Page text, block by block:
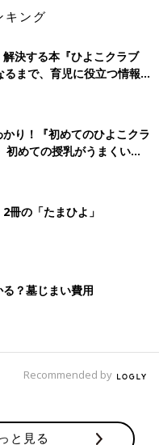
キング
決する本『ひよこクラブ
まで、育児に役立つ情報が
り！『初めてのひよこクラ
初めての授乳がうまくい
本と夏のトラブル 解決テ
冊の「たまひよ」
？墓じまい費用
Recommended by
と見る